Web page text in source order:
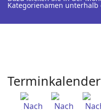
Kategorienamen
Terminkalender